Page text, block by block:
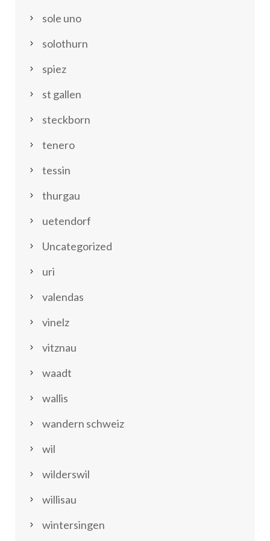
sole uno
solothurn
spiez
st gallen
steckborn
tenero
tessin
thurgau
uetendorf
Uncategorized
uri
valendas
vinelz
vitznau
waadt
wallis
wandern schweiz
wil
wilderswil
willisau
wintersingen